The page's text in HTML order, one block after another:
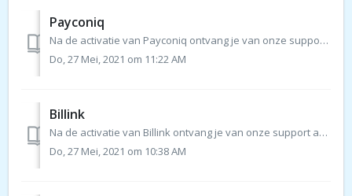
Payconiq
Na de activatie van Payconiq ontvang je van onze support afdeling een e-mail/ticket waarin de verdere stappen zoals hieronder beschreven ook uitgelegd wor...
Do, 27 Mei, 2021 om 11:22 AM
Billink
Na de activatie van Billink ontvang je van onze support afdeling een e-mail/ticket waarin de verdere stappen zoals hieronder beschreven ook uitgelegd worden...
Do, 27 Mei, 2021 om 10:38 AM